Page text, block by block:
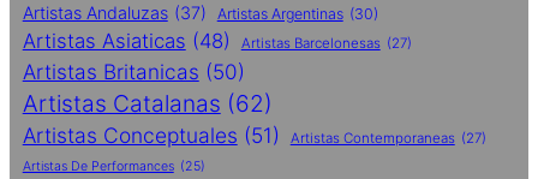
Artistas Andaluzas (37) Artistas Argentinas (30)
Artistas Asiaticas (48) Artistas Barcelonesas (27)
Artistas Britanicas (50)
Artistas Catalanas (62)
Artistas Conceptuales (51) Artistas Contemporaneas (27)
Artistas De Performances (25)